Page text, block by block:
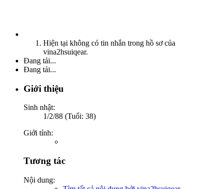
Hiện tại không có tin nhắn trong hồ sơ của
vina2hsuiqear.
Đang tải...
Đang tải...
Giới thiệu
Sinh nhật:
1/2/88 (Tuổi: 38)
Giới tính:
Tương tác
Nội dung: